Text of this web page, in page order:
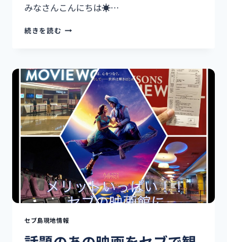
みなさんこんにちは☀…
続きを読む
ち
ゃ
近
い
の
に
あ
ま
り
ら
れ
て
い⁉︎
味
セブ島現地情報